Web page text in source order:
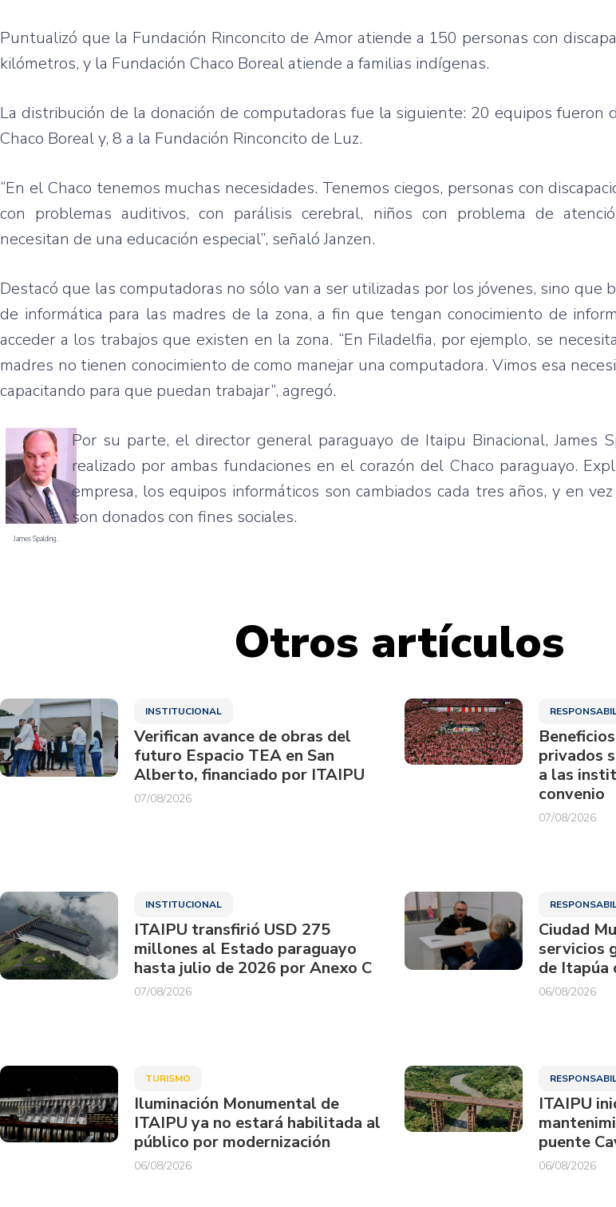
Puntualizó que la Fundación Rinconcito de Amor atiende a 150 personas con
kilómetros, y la Fundación Chaco Boreal atiende a familias indígenas.
La distribución de la donación de computadoras fue la siguiente: 20 equipos fueron
Chaco Boreal y, 8 a la Fundación Rinconcito de Luz.
“En el Chaco tenemos muchas necesidades. Tenemos ciegos, personas con
con problemas auditivos, con parálisis cerebral, niños con problema de
necesitan de una educación especial”, señaló Janzen.
Destacó que las computadoras no sólo van a ser utilizadas por los jóvenes, sino que
de informática para las madres de la zona, a fin que tengan conocimiento de
acceder a los trabajos que existen en la zona. “En Filadelfia, por ejemplo, se
madres no tienen conocimiento de como manejar una computadora. Vimos esa
capacitando para que puedan trabajar”, agregó.
James Spalding.
Por su parte, el director general paraguayo de Itaipu Binacional, James
realizado por ambas fundaciones en el corazón del Chaco paraguayo.
empresa, los equipos informáticos son cambiados cada tres años, y en
son donados con fines sociales.
Otros artículos
INSTITUCIONAL
Verifican avance de obras del
futuro Espacio TEA en San
Alberto, financiado por ITAIPU
07/08/2026
privados
a las
convenio
07/08/2026
INSTITUCIONAL
ITAIPU transfirió USD 275
millones al Estado paraguayo
hasta julio de 2026 por Anexo C
07/08/2026
Ciudad
servicios
de Itapúa
06/08/2026
TURISMO
Iluminación Monumental de
ITAIPU ya no estará habilitada al
público por modernización
06/08/2026
ITAIPU
puente
06/08/2026